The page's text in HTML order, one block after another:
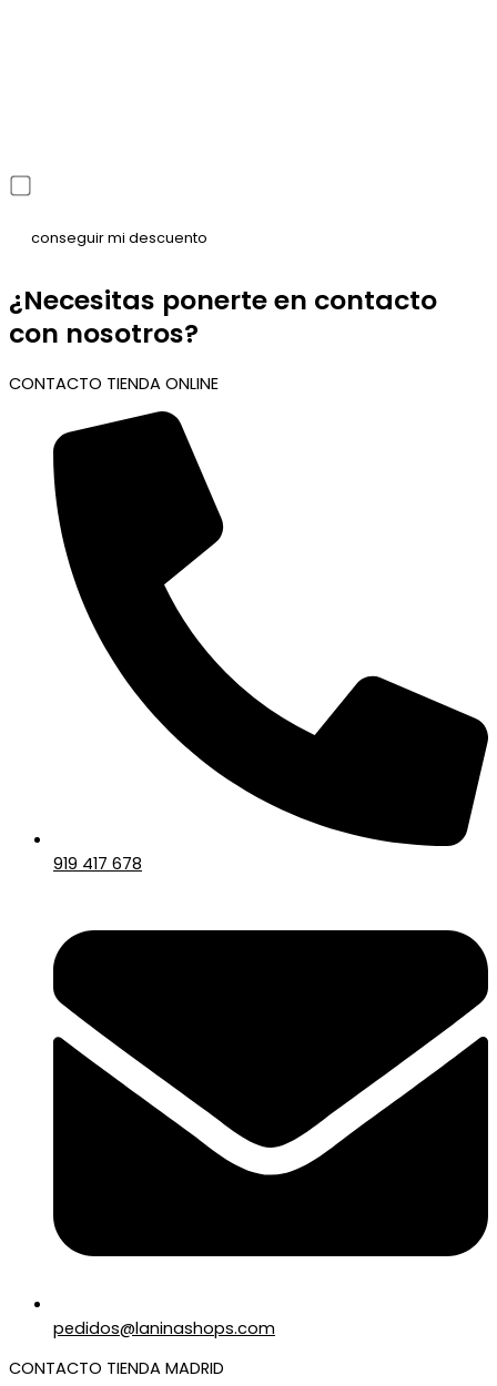
¿Necesitas ponerte en contacto
con nosotros?
CONTACTO TIENDA ONLINE
919 417 678
pedidos@laninashops.com
CONTACTO TIENDA MADRID